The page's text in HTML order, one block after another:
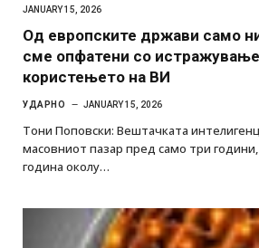
JANUARY 15, 2026
Од европските држави само
сме опфатени со
користењето на ВИ
УДАРНО JANUARY 15, 2026
Тони Поповски: Вештачката
масовниот пазар пред само три години,
година околу…